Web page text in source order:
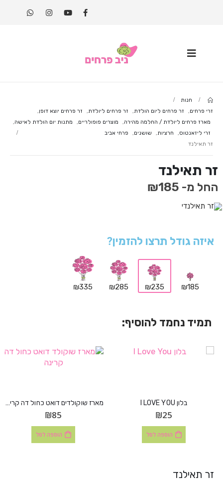
חנות
זרי פרחים, זר פרחים ליום הולדת, זר פרחים ליולדת, זר פרחים יוצא דופן,
מארז פרחים ליולדת / החלמה מהירה, מוצרים פופולריים, מתנות יום הולדת לאישה,
זרי ליזאנטוס, חרציות, שושנים,
פרחי אביב
זר תאילנד
זר תאילנד
החל מ- ₪185
איזה גודל תרצו להזמין?
₪185
₪235
₪285
₪335
תמיד נחמד להוסיף:
בלון I LOVE YOU
₪25
הוספה לסל
מארז שוקולדים דואט כחול דה קרינה
₪85
הוספה לסל
זר תאילנד